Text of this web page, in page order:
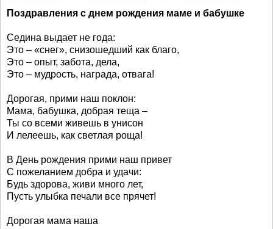
Поздравления с днем рождения маме и бабушке
Седина выдает не года:
Это – «снег», снизошедший как благо,
Это – опыт, забота, дела,
Это – мудрость, награда, отвага!
Дорогая, прими наш поклон:
Мама, бабушка, добрая теща –
Ты со всеми живешь в унисон
И лелеешь, как светлая роща!
В День рождения прими наш привет
С пожеланием добра и удачи:
Будь здорова, живи много лет,
Пусть улыбка печали все прячет!
Дорогая мама наша